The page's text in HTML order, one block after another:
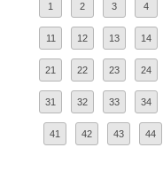
1 2 3 4
11 12 13 14
21 22 23 24
31 32 33 34
41 42 43 44